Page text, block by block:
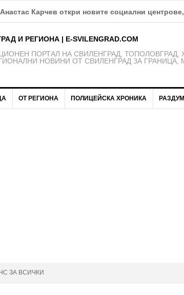
продължава изпълнението на проект
И РЕГИОНА | E-SVILENGRAD.COM
ПОРТАЛ НА СВИЛЕНГРАД,
НОВИНИ ОТ СВИЛЕНГРАД ЗА ГРАНИЦА,
ОТ РЕГИОНА ПОЛИЦЕЙСКА ХРОНИКА
ЗА ВСИЧКИ